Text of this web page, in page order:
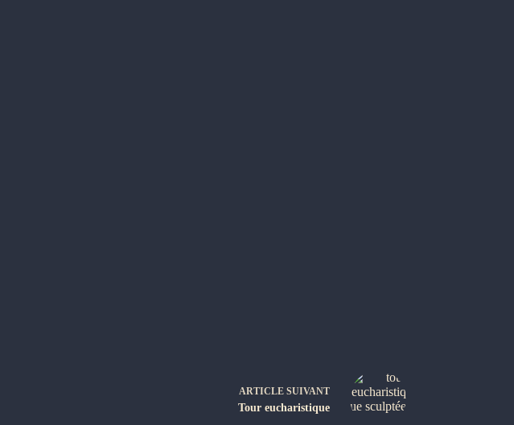
ARTICLESUIVANT
Tour eucharistique